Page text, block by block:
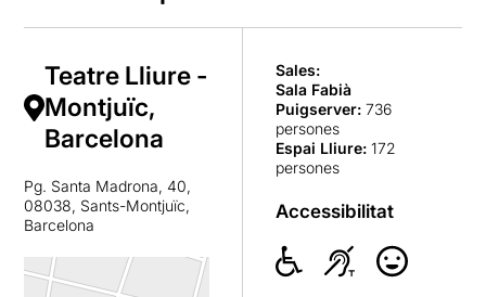
Teatre Lliure -
Montjuïc,
Barcelona
Pg. Santa Madrona, 40,
08038, Sants-Montjuïc,
Barcelona
Sales:
Sala Fabià
Puigserver: 736
persones
Espai Lliure: 172
persones
Accessibilitat